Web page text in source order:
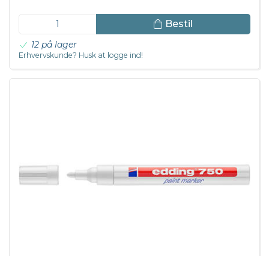
Bestil
12 på lager
Erhvervskunde? Husk at logge ind!